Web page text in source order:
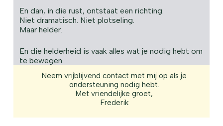
En dan, in die rust, ontstaat een richting.
Niet dramatisch. Niet plotseling.
Maar helder.
En die helderheid is vaak alles wat je nodig hebt om
te bewegen.
Neem vrijblijvend contact met mij op als je
ondersteuning nodig hebt.
Met vriendelijke groet,
Frederik